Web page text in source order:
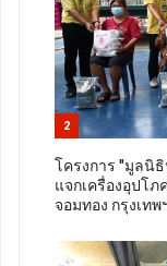
2
โครงการ "มูลนิ
แจกเครื่องอุปโ
จอมทอง กรุงเทพ